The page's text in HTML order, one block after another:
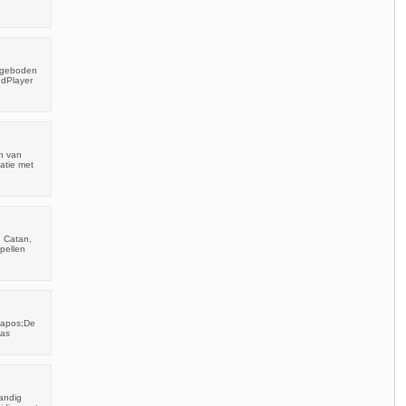
van
met